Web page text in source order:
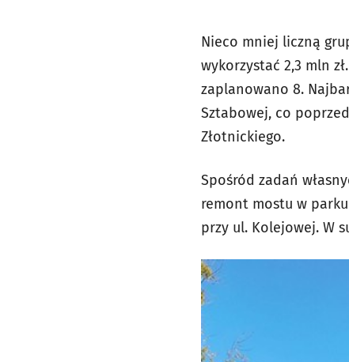
Nieco mniej liczną
wykorzystać 2,3 mln
zaplanowano 8.
Sztabowej, co
Złotnickiego.
Spośród zadań
remont mostu w
przy ul. Kolejowej. W